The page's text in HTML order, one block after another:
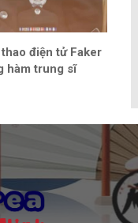
điện tử Faker
hàm trung sĩ